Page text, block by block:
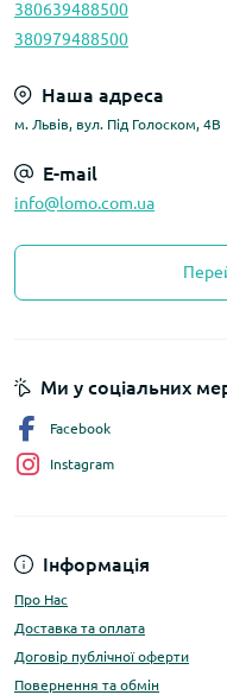
380639488500
380979488500
Наша адреса
м. Львів, вул. Під Голоском, 4В
E-mail
info@lomo.com.ua
Інформація
Про Нас
Доставка та оплата
Договір публічної оферти
Повернення та обмін
Ми у соціальних
Facebook
Instagram